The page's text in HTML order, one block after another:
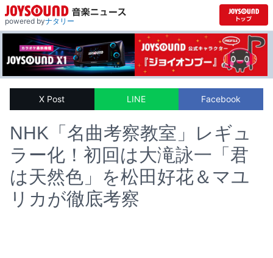
powered byナタリー
X Post LINE Facebook
NHK「名曲考察教室」レギュ
ラー化！初回は大滝詠一「君
は天然色」を松田好花＆マユ
リカが徹底考察